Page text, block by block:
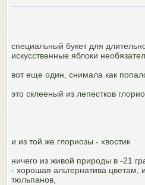
специальный букет для
искусственные яблоки
вот еще один, снимала как
это склееный из лепестков
и из той же глориозы - хвостик
ничего из живой природы в -21
- хорошая альтернатива цветам,
тюльпанов,